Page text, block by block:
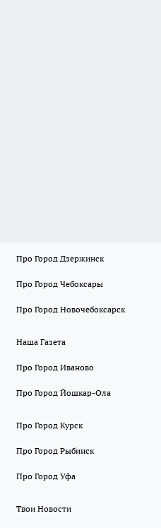
Про Город Дзержинск
Про Город Чебоксары
Про Город Новочебоксарск
Наша Газета
Про Город Иваново
Про Город Йошкар-Ола
Про Город Курск
Про Город Рыбинск
Про Город Уфа
Твои Новости